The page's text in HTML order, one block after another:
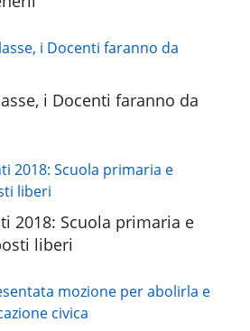
i Docenti faranno da
2018: Scuola primaria e
liberi